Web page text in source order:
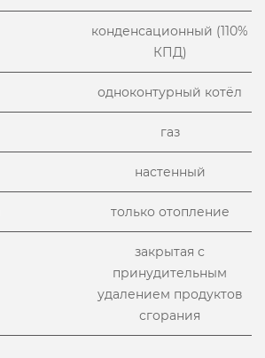
конденсационный (110%
КПД)
одноконтурный котёл
газ
настенный
только отопление
закрытая с
принудительным
удалением продуктов
сгорания